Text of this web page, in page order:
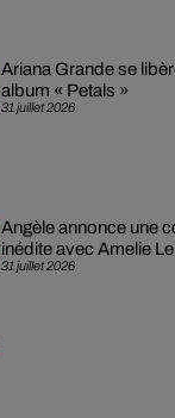
31 juillet 2026
Ariana Grande se
album « Petals »
31 juillet 2026
Angèle annonce une
inédite avec Amelie